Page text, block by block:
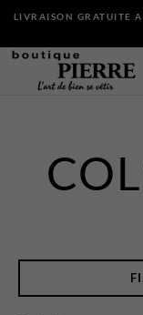
LIVRAISON GRATUITE
VÊTEMENTS